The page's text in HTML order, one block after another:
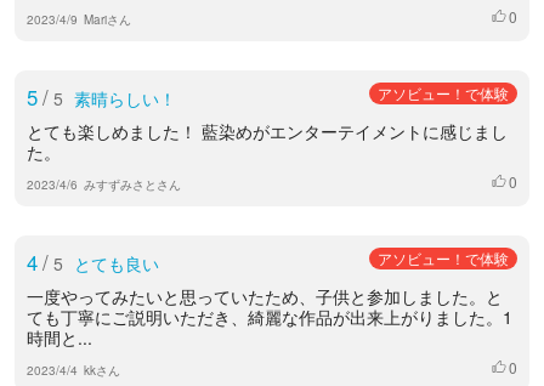
2023/4/9 Mariさん いいね
0
5/ 5 素晴らしい！ アソビュー！で体験
とても楽しめました！ 藍染めがエンターテイメントに感じまし
た。
2023/4/6 みすずみさとさん いいね
0
4/ 5 とても良い アソビュー！で体験
一度やってみたいと思っていたため、子供と参加しました。と
ても丁寧にご説明いただき、綺麗な作品が出来上がりました。1
時間と...
2023/4/4 kkさん いいね
0